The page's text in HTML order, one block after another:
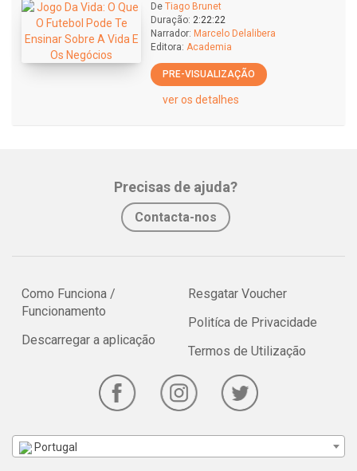
De Tiago Brunet
Duração: 2:22:22
Narrador: Marcelo Delalibera
Editora: Academia
PRE-VISUALIZAÇÃO
ver os detalhes
Precisas de ajuda?
Contacta-nos
Como Funciona /
Funcionamento
Descarregar a aplicação
Resgatar Voucher
Politíca de Privacidade
Termos de Utilização
Portugal